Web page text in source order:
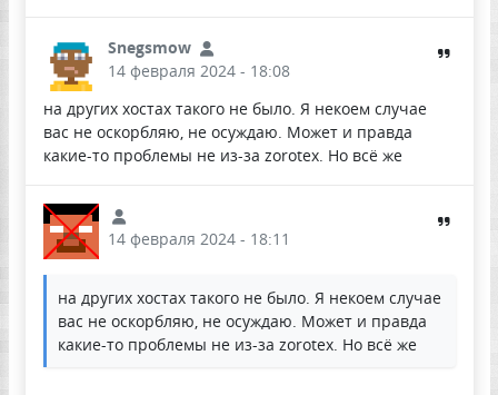
Snegsmow
14 февраля 2024 - 18:08
на других хостах такого не было. Я некоем случае
вас не оскорбляю, не осуждаю. Может и правда
какие-то проблемы не из-за zorotex. Но всё же
14 февраля 2024 - 18:11
на других хостах такого не было. Я некоем случае
вас не оскорбляю, не осуждаю. Может и правда
какие-то проблемы не из-за zorotex. Но всё же